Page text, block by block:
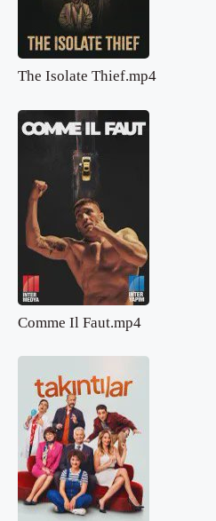
The Isolate Thief.mp4
Comme Il Faut.mp4